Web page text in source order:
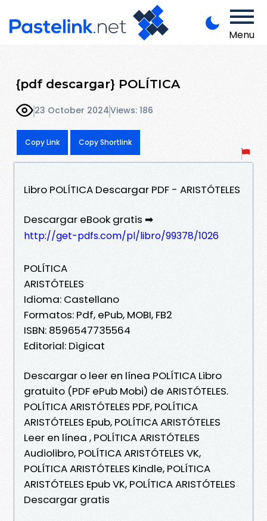
Menu
{pdf descargar} POLÍTICA
23 October 2024Views: 186
Copy Link Copy Shortlink
Libro POLÍTICA Descargar PDF - ARISTÓTELES
Descargar eBook gratis ➡
http://get-pdfs.com/pl/libro/99378/1026
POLÍTICA
ARISTÓTELES
Idioma: Castellano
Formatos: Pdf, ePub, MOBI, FB2
ISBN: 8596547735564
Editorial: Digicat
Descargar o leer en línea POLÍTICA Libro
gratuito (PDF ePub Mobi) de ARISTÓTELES.
POLÍTICA ARISTÓTELES PDF, POLÍTICA
ARISTÓTELES Epub, POLÍTICA ARISTÓTELES
Leer en línea , POLÍTICA ARISTÓTELES
Audiolibro, POLÍTICA ARISTÓTELES VK,
POLÍTICA ARISTÓTELES Kindle, POLÍTICA
ARISTÓTELES Epub VK, POLÍTICA ARISTÓTELES
Descargar gratis